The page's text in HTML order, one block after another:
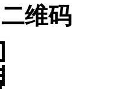
维码